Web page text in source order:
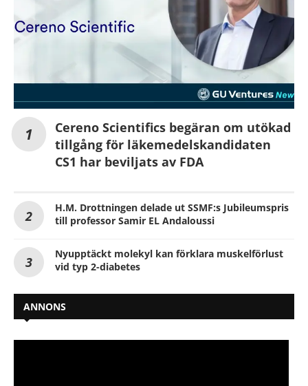
Cereno Scientifics begäran om utökad
tillgång för läkemedelskandidaten
CS1 har beviljats av FDA
H.M. Drottningen delade ut SSMF:s Jubileumspris
till professor Samir EL Andaloussi
Nyupptäckt molekyl kan förklara muskelförlust
vid typ 2-diabetes
ANNONS